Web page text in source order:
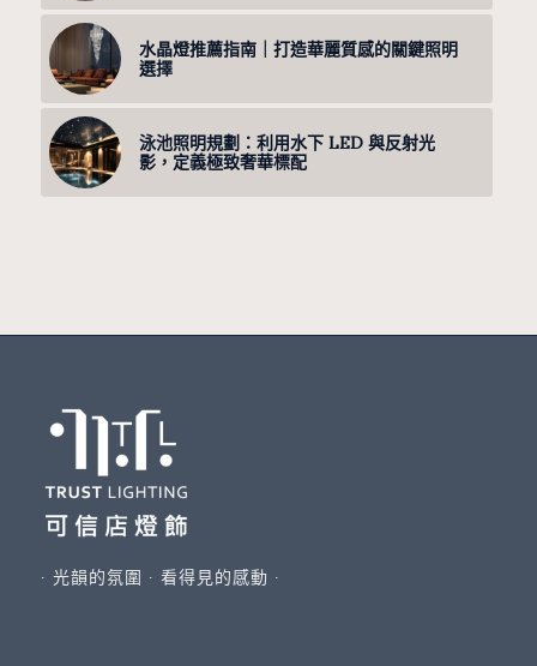
水晶燈推薦指南｜打造華麗質感的關鍵照明
選擇
泳池照明規劃：利用水下 LED 與反射光
影，定義極致奢華標配
∙ 光韻的氛圍 ∙ 看得見的感動 ∙